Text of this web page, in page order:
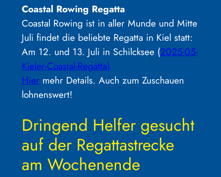
Coastal Rowing Regatta
Coastal Rowing ist in aller Munde und Mitte
Juli findet die beliebte Regatta in Kiel statt:
Am 12. und 13. Juli in Schilcksee (2025-05-
Kieler-Coastal-Regatta)
Hier mehr Details. Auch zum Zuschauen
lohnenswert!
Dringend Helfer gesucht
auf der Regattastrecke
am Wochenende